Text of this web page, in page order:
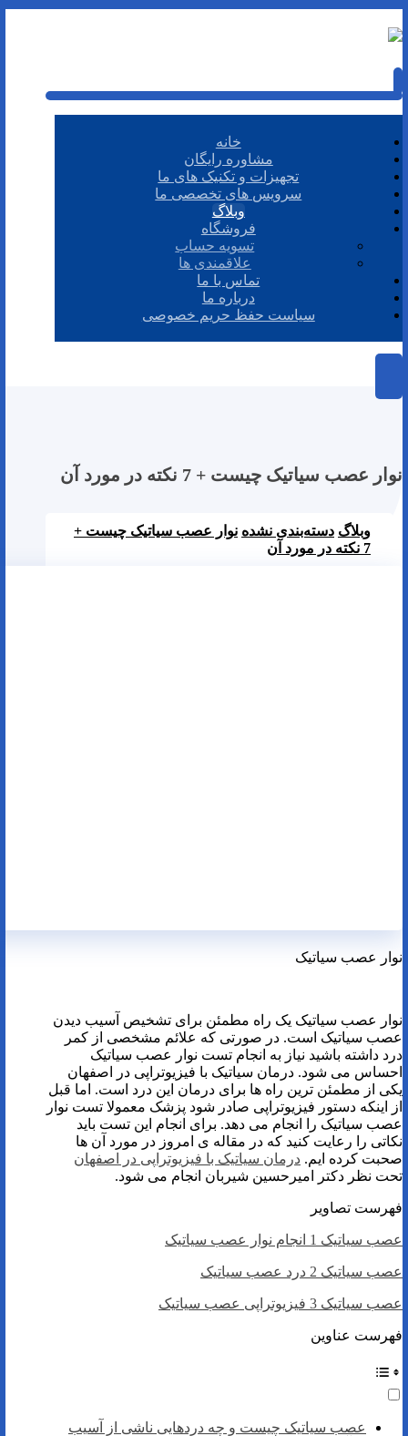
خانه
مشاوره رایگان
تجهیزات و تکنیک های ما
سرویس های تخصصی ما
وبلاگ
فروشگاه
تسویه حساب
علاقمندی ها
تماس با ما
درباره ما
سیاست حفظ حریم خصوصی
نوار عصب سیاتیک چیست + 7 نکته در مورد آن
وبلاگ دسته‌بندی نشده نوار عصب سیاتیک چیست +
7 نکته در مورد آن
نوار عصب سیاتیک
نوار عصب سیاتیک یک راه مطمئن برای تشخیص آسیب دیدن
عصب سیاتیک است. در صورتی که علائم مشخصی از کمر
درد داشته باشید نیاز به انجام تست نوار عصب سیاتیک
احساس می شود. درمان سیاتیک با فیزیوتراپی در اصفهان
یکی از مطمئن ترین راه ها برای درمان این درد است. اما قبل
از اینکه دستور فیزیوتراپی صادر شود پزشک معمولا تست نوار
عصب سیاتیک را انجام می دهد. برای انجام این تست باید
نکاتی را رعایت کنید که در مقاله ی امروز در مورد آن ها
صحبت کرده ایم. درمان سیاتیک با فیزیوتراپی در اصفهان
تحت نظر دکتر امیرحسین شیربان انجام می شود.
فهرست تصاویر
عصب سیاتیک 1 انجام نوار عصب سیاتیک
عصب سیاتیک 2 درد عصب سیاتیک
عصب سیاتیک 3 فیزیوتراپی عصب سیاتیک
فهرست عناوین
عصب سیاتیک چیست و چه دردهایی ناشی از آسیب